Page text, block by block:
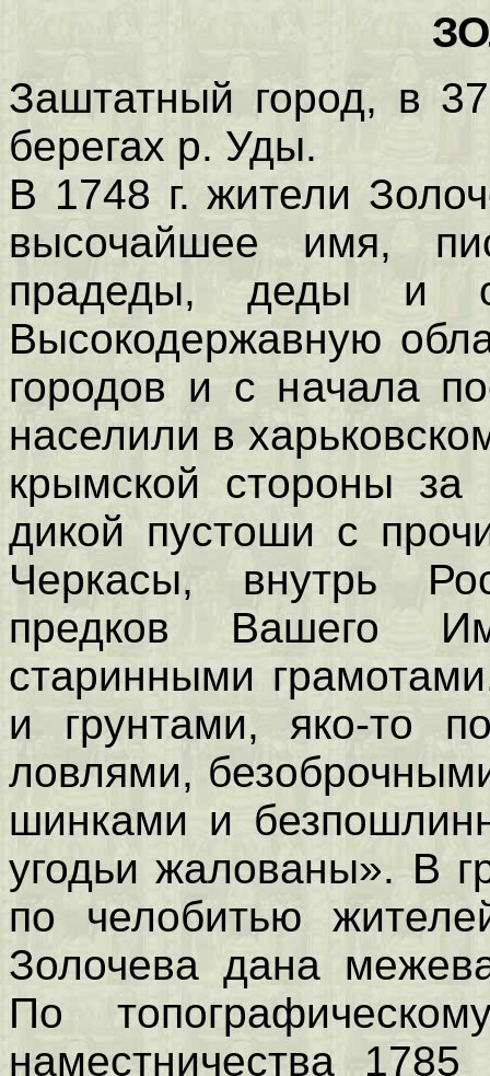
Заштатный город, в
берегах р. Уды.
В 1748 г. жители
высочайшее имя,
прадеды, деды и
Высокодержавную
городов и с начала
населили в
крымской стороны за
дикой пустоши с
Черкасы, внутрь
предков Вашего
старинными
и грунтами, яко-то
ловлями,
шинками и
угодьи жалованы». В
по челобитью
Золочева дана
По
наместничества